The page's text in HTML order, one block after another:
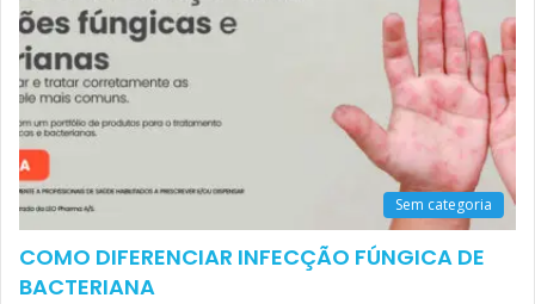
Sem categoria
COMO DIFERENCIAR INFECÇÃO FÚNGICA DE
BACTERIANA